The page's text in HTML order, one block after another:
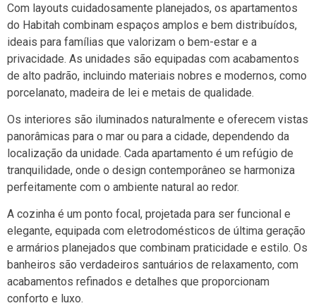
Com layouts cuidadosamente planejados, os apartamentos
do Habitah combinam espaços amplos e bem distribuídos,
ideais para famílias que valorizam o bem-estar e a
privacidade. As unidades são equipadas com acabamentos
de alto padrão, incluindo materiais nobres e modernos, como
porcelanato, madeira de lei e metais de qualidade.
Os interiores são iluminados naturalmente e oferecem vistas
panorâmicas para o mar ou para a cidade, dependendo da
localização da unidade. Cada apartamento é um refúgio de
tranquilidade, onde o design contemporâneo se harmoniza
perfeitamente com o ambiente natural ao redor.
A cozinha é um ponto focal, projetada para ser funcional e
elegante, equipada com eletrodomésticos de última geração
e armários planejados que combinam praticidade e estilo. Os
banheiros são verdadeiros santuários de relaxamento, com
acabamentos refinados e detalhes que proporcionam
conforto e luxo.